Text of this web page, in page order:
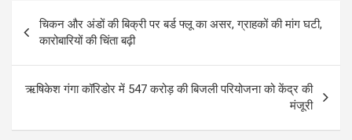
b
o
o
k
s
A
p
p
e
Post
navigation
चिकन और अंडों की बिक्री पर बर्ड फ्लू का असर, ग्राहकों की मांग घटी,
कारोबारियों की चिंता बढ़ी
ऋषिकेश गंगा कॉरिडोर में 547 करोड़ की बिजली परियोजना को केंद्र की
मंजूरी